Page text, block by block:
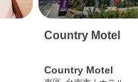
Country Motel
Country Motel